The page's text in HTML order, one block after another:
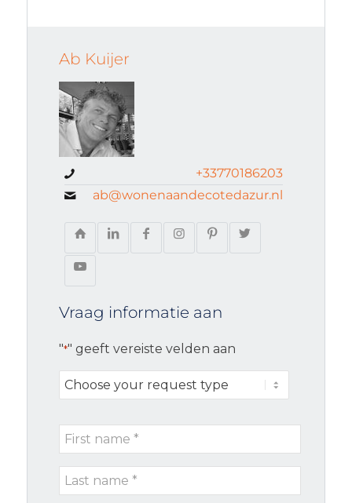
Ab Kuijer
+33770186203
ab@wonenaandecotedazur.nl
Vraag informatie aan
"*" geeft vereiste velden aan
Choose
your
type
First
name
Last
name